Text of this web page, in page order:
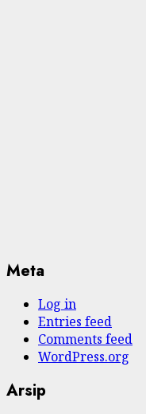
Meta
Log in
Entries feed
Comments feed
WordPress.org
Arsip